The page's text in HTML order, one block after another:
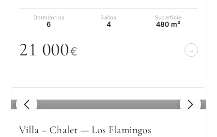
Dormitorios
6
Baños
4
Superficie
480 m²
21 000€
1 / 8
Villa – Chalet — Los Flamingos